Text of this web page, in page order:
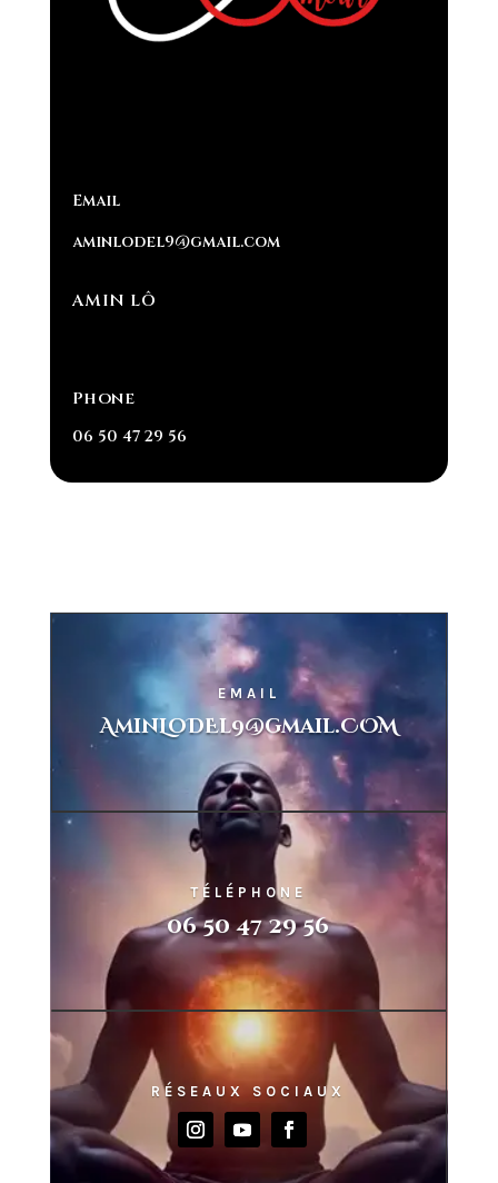
Email
aminlodel9@gmail.com
AMIN LÔ
Phone
06 50 47 29 56
EMAIL
AminLoDEl9@gmail.COM
TÉLÉPHONE
06 50 47 29 56
RÉSEAUX SOCIAUX